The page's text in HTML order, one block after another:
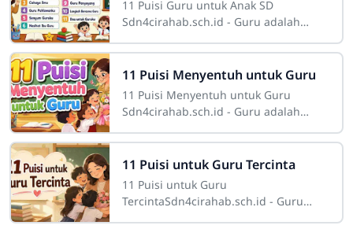
11 Puisi Guru untuk Anak SD
Sdn4cirahab.sch.id - Guru adalah
berperan sangat penting dalam
membentuk karakter,
11 Puisi Menyentuh untuk Guru
11 Puisi Menyentuh untuk Guru
Sdn4cirahab.sch.id - Guru adalah
menerangi jalan ilmu dan
kebijaksanaan. Sosoknya tidak
11 Puisi untuk Guru Tercinta
11 Puisi untuk Guru
TercintaSdn4cirahab.sch.id - Guru